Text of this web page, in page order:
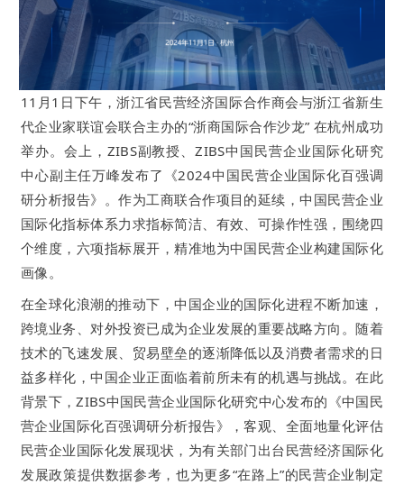
11月1日下午，浙江省民营经济国际合作商会与浙江省新生
代企业家联谊会联合主办的“浙商国际合作沙龙” 在杭州成功
举办。会上，ZIBS副教授、ZIBS中国民营企业国际化研究
中心副主任万峰发布了《2024中国民营企业国际化百强调
研分析报告》。作为工商联合作项目的延续，中国民营企业
国际化指标体系力求指标简洁、有效、可操作性强，围绕四
个维度，六项指标展开，精准地为中国民营企业构建国际化
画像。
在全球化浪潮的推动下，中国企业的国际化进程不断加速，
跨境业务、对外投资已成为企业发展的重要战略方向。随着
技术的飞速发展、贸易壁垒的逐渐降低以及消费者需求的日
益多样化，中国企业正面临着前所未有的机遇与挑战。在此
背景下，ZIBS中国民营企业国际化研究中心发布的《中国民
营企业国际化百强调研分析报告》，客观、全面地量化评估
民营企业国际化发展现状，为有关部门出台民营经济国际化
发展政策提供数据参考，也为更多“在路上”的民营企业制定